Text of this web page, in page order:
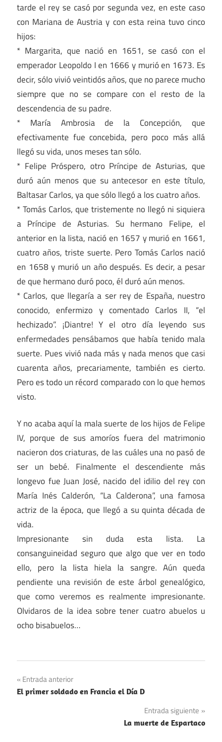
tarde el rey se casó por segunda vez, en este caso
con Mariana de Austria y con esta reina tuvo cinco
hijos:
* Margarita, que nació en 1651, se casó con el
emperador Leopoldo I en 1666 y murió en 1673. Es
decir, sólo vivió veintidós años, que no parece mucho
siempre que no se compare con el resto de la
descendencia de su padre.
* María Ambrosia de la Concepción, que
efectivamente fue concebida, pero poco más allá
llegó su vida, unos meses tan sólo.
* Felipe Próspero, otro Príncipe de Asturias, que
duró aún menos que su antecesor en este título,
Baltasar Carlos, ya que sólo llegó a los cuatro años.
* Tomás Carlos, que tristemente no llegó ni siquiera
a Príncipe de Asturias. Su hermano Felipe, el
anterior en la lista, nació en 1657 y murió en 1661,
cuatro años, triste suerte. Pero Tomás Carlos nació
en 1658 y murió un año después. Es decir, a pesar
de que hermano duró poco, él duró aún menos.
* Carlos, que llegaría a ser rey de España, nuestro
conocido, enfermizo y comentado Carlos II, “el
hechizado”. ¡Diantre! Y el otro día leyendo sus
enfermedades pensábamos que había tenido mala
suerte. Pues vivió nada más y nada menos que casi
cuarenta años, precariamente, también es cierto.
Pero es todo un récord comparado con lo que hemos
visto.
Y no acaba aquí la mala suerte de los hijos de Felipe
IV, porque de sus amoríos fuera del matrimonio
nacieron dos criaturas, de las cuáles una no pasó de
ser un bebé. Finalmente el descendiente más
longevo fue Juan José, nacido del idilio del rey con
María Inés Calderón, “La Calderona”, una famosa
actriz de la época, que llegó a su quinta década de
vida.
Impresionante sin duda esta lista. La
consanguineidad seguro que algo que ver en todo
ello, pero la lista hiela la sangre. Aún queda
pendiente una revisión de este árbol genealógico,
que como veremos es realmente impresionante.
Olvidaros de la idea sobre tener cuatro abuelos u
ocho bisabuelos…
Navegación
de
Entrada anterior
El primer soldado en Francia el Día D
Entrada siguiente
La muerte de Espartaco